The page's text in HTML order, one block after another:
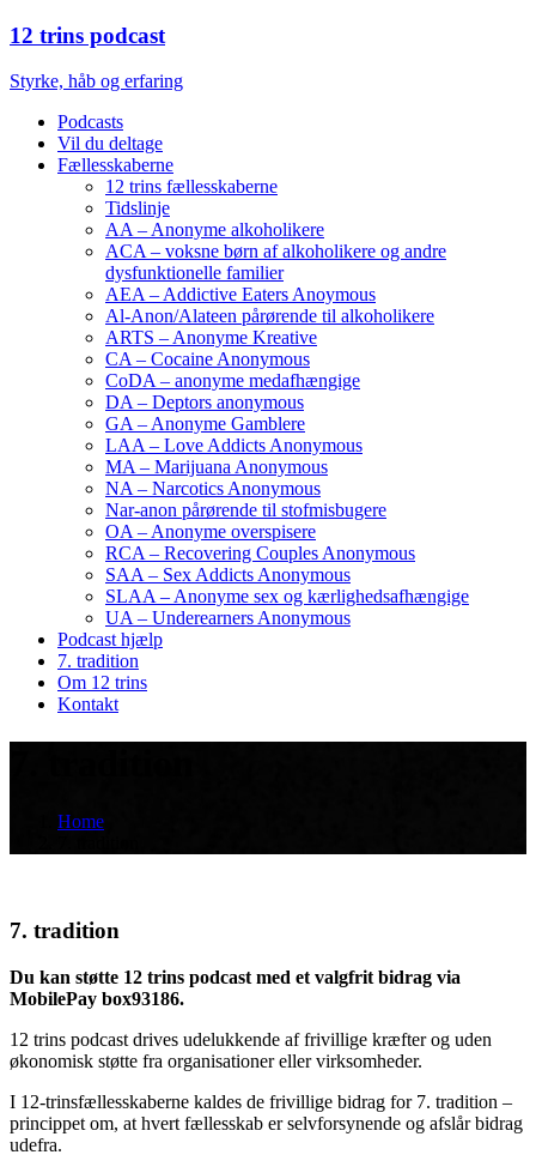
12 trins podcast
Styrke, håb og erfaring
Podcasts
Vil du deltage
Fællesskaberne
12 trins fællesskaberne
Tidslinje
AA – Anonyme alkoholikere
ACA – voksne børn af alkoholikere og andre
dysfunktionelle familier
AEA – Addictive Eaters Anoymous
Al-Anon/Alateen pårørende til alkoholikere
ARTS – Anonyme Kreative
CA – Cocaine Anonymous
CoDA – anonyme medafhængige
DA – Deptors anonymous
GA – Anonyme Gamblere
LAA – Love Addicts Anonymous
MA – Marijuana Anonymous
NA – Narcotics Anonymous
Nar-anon pårørende til stofmisbugere
OA – Anonyme overspisere
RCA – Recovering Couples Anonymous
SAA – Sex Addicts Anonymous
SLAA – Anonyme sex og kærlighedsafhængige
UA – Underearners Anonymous
Podcast hjælp
7. tradition
Om 12 trins
Kontakt
Home
7. tradition
Du kan støtte 12 trins podcast med et valgfrit bidrag via
MobilePay box93186.
12 trins podcast drives udelukkende af frivillige kræfter og uden
økonomisk støtte fra organisationer eller virksomheder.
I 12-trinsfællesskaberne kaldes de frivillige bidrag for 7. tradition –
princippet om, at hvert fællesskab er selvforsynende og afslår bidrag
udefra.